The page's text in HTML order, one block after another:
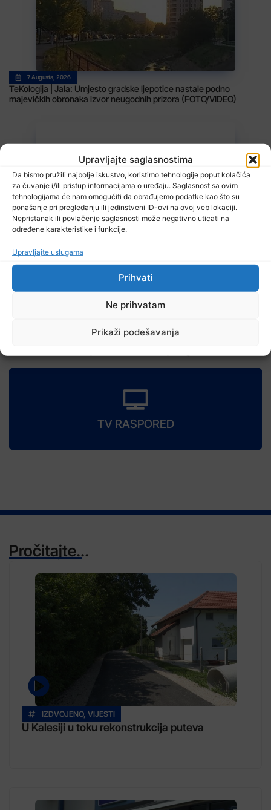
Upravljajte saglasnostima
Da bismo pružili najbolje iskustvo, koristimo tehnologije poput kolačića
za čuvanje i/ili pristup informacijama o uređaju. Saglasnost sa ovim
tehnologijama će nam omogućiti da obrađujemo podatke kao što su
ponašanje pri pregledanju ili jedinstveni ID-ovi na ovoj veb lokaciji.
Nepristanak ili povlačenje saglasnosti može negativno uticati na
određene karakteristike i funkcije.
Upravljajte uslugama
Prihvati
Ne prihvatam
Prikaži podešavanja
7 Augusta, 2026
TeKologija | Jala: Umjesto gradske ljepotice nastale podno
majevičkih obronaka izvor neugodnih prizora (FOTO/VIDEO)
7 Augusta, 2026
Sarajevo Film Festival
TV RASPORED
Pročitajte...
IZDVOJENO, VIJESTI
U Kalesiji u toku rekonstrukcija puteva